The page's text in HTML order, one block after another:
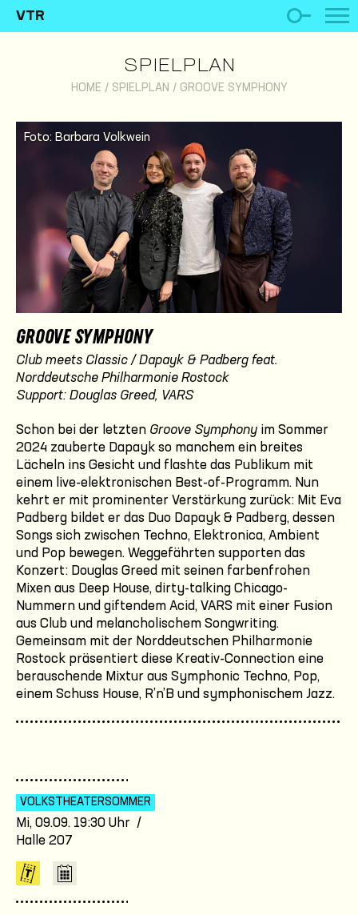
VTR
SPIELPLAN
HOME / SPIELPLAN / GROOVE SYMPHONY
Foto: Barbara Volkwein
GROOVE SYMPHONY
Club meets Classic / Dapayk & Padberg feat.
Norddeutsche Philharmonie Rostock
Support: Douglas Greed, VARS
Schon bei der letzten Groove Symphony im Sommer
2024 zauberte Dapayk so manchem ein breites
Lächeln ins Gesicht und flashte das Publikum mit
einem live-elektronischen Best-of-Programm. Nun
kehrt er mit prominenter Verstärkung zurück: Mit Eva
Padberg bildet er das Duo Dapayk & Padberg, dessen
Songs sich zwischen Techno, Elektronica, Ambient
und Pop bewegen. Weggefährten supporten das
Konzert: Douglas Greed mit seinen farbenfrohen
Mixen aus Deep House, dirty-talking Chicago-
Nummern und giftendem Acid, VARS mit einer Fusion
aus Club und melancholischem Songwriting.
Gemeinsam mit der Norddeutschen Philharmonie
Rostock präsentiert diese Kreativ-Connection eine
berauschende Mixtur aus Symphonic Techno, Pop,
einem Schuss House, R’n’B und symphonischem Jazz.
VOLKSTHEATER­SOMMER
Mi, 09.09. 19:30 Uhr /
Halle 207